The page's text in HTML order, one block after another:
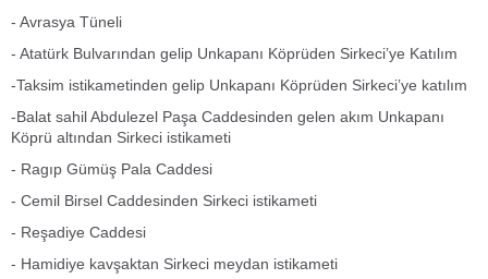
- Avrasya Tüneli
- Atatürk Bulvarından gelip Unkapanı Köprüden Sirkeci’ye Katılım
-Taksim istikametinden gelip Unkapanı Köprüden Sirkeci’ye katılım
-Balat sahil Abdulezel Paşa Caddesinden gelen akım Unkapanı
Köprü altından Sirkeci istikameti
- Ragıp Gümüş Pala Caddesi
- Cemil Birsel Caddesinden Sirkeci istikameti
- Reşadiye Caddesi
- Hamidiye kavşaktan Sirkeci meydan istikameti